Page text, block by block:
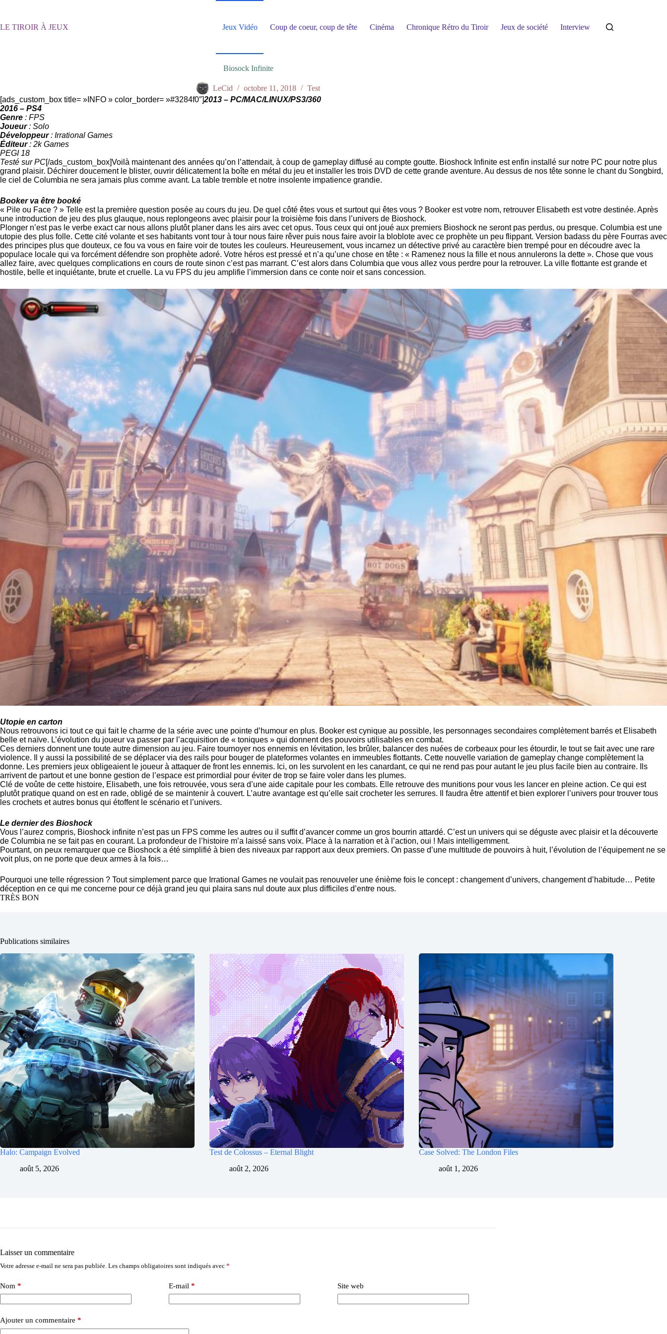
LE TIROIR À JEUX Jeux Vidéo Coup de coeur, coup de tête Cinéma Chronique Rétro du Tiroir Jeux de société Interview
Biosock Infinite
LeCid octobre 11, 2018
Test
[ads_custom_box title= »INFO » color_border= »#3284f0″]2013 – PC/MAC/LINUX/PS3/360
2016 – PS4
Genre : FPS
Joueur: Solo
Développeur: Irrational Games
Éditeur: 2k Games
PEGI 18
Testé sur PC[/ads_custom_box]Voilà maintenant des années qu’on l’attendait, à coup de gameplay diffusé au compte goutte. Bioshock Infinite est enfin installé sur notre PC pour notre plus
grand plaisir. Déchirer doucement le blister, ouvrir délicatement la boîte en métal du jeu et installer les trois DVD de cette grande aventure. Au dessus de nos tête sonne le chant du Songbird,
le ciel de Columbia ne sera jamais plus comme avant. La table tremble et notre insolente impatience grandie.
Booker va être booké
« Pile ou Face ? » Telle est la première question posée au cours du jeu. De quel côté êtes vous et surtout qui êtes vous ? Booker est votre nom, retrouver Elisabeth est votre destinée. Après
une introduction de jeu des plus glauque, nous replongeons avec plaisir pour la troisième fois dans l’univers de Bioshock.
Plonger n’est pas le verbe exact car nous allons plutôt planer dans les airs avec cet opus. Tous ceux qui ont joué aux premiers Bioshock ne seront pas perdus, ou presque. Columbia est une
utopie des plus folle. Cette cité volante et ses habitants vont tour à tour nous faire rêver puis nous faire avoir la bloblote avec ce prophète un peu flippant. Version badass du père Fourras avec
des principes plus que douteux, ce fou va vous en faire voir de toutes les couleurs. Heureusement, vous incarnez un détective privé au caractère bien trempé pour en découdre avec la
populace locale qui va forcément défendre son prophète adoré. Votre héros est pressé et n’a qu’une chose en tête : « Ramenez nous la fille et nous annulerons la dette ». Chose que vous
allez faire, avec quelques complications en cours de route sinon c’est pas marrant. C’est alors dans Columbia que vous allez vous perdre pour la retrouver. La ville flottante est grande et
hostile, belle et inquiétante, brute et cruelle. La vu FPS du jeu amplifie l’immersion dans ce conte noir et sans concession.
Utopie en carton
Nous retrouvons ici tout ce qui fait le charme de la série avec une pointe d’humour en plus. Booker est cynique au possible, les personnages secondaires complètement barrés et Elisabeth
belle et naïve. L’évolution du joueur va passer par l’acquisition de « toniques » qui donnent des pouvoirs utilisables en combat.
Ces derniers donnent une toute autre dimension au jeu. Faire tournoyer nos ennemis en lévitation, les brûler, balancer des nuées de corbeaux pour les étourdir, le tout se fait avec une rare
violence. Il y aussi la possibilité de se déplacer via des rails pour bouger de plateformes volantes en immeubles flottants. Cette nouvelle variation de gameplay change complètement la
donne. Les premiers jeux obligeaient le joueur à attaquer de front les ennemis. Ici, on les survolent en les canardant, ce qui ne rend pas pour autant le jeu plus facile bien au contraire. Ils
arrivent de partout et une bonne gestion de l’espace est primordial pour éviter de trop se faire voler dans les plumes.
Clé de voûte de cette histoire, Elisabeth, une fois retrouvée, vous sera d’une aide capitale pour les combats. Elle retrouve des munitions pour vous les lancer en pleine action. Ce qui est
plutôt pratique quand on est en rade, obligé de se maintenir à couvert. L’autre avantage est qu’elle sait crocheter les serrures. Il faudra être attentif et bien explorer l’univers pour trouver tous
les crochets et autres bonus qui étoffent le scénario et l’univers.
Le dernier des Bioshock
Vous l’aurez compris, Bioshock infinite n’est pas un FPS comme les autres ou il suffit d’avancer comme un gros bourrin attardé. C’est un univers qui se déguste avec plaisir et la découverte
de Columbia ne se fait pas en courant. La profondeur de l’histoire m’a laissé sans voix. Place à la narration et à l’action, oui ! Mais intelligemment.
Pourtant, on peux remarquer que ce Bioshock a été simplifié à bien des niveaux par rapport aux deux premiers. On passe d’une multitude de pouvoirs à huit, l’évolution de l’équipement ne se
voit plus, on ne porte que deux armes à la fois…
Pourquoi une telle régression ? Tout simplement parce que Irrational Games ne voulait pas renouveler une énième fois le concept : changement d’univers, changement d’habitude… Petite
déception en ce qui me concerne pour ce déjà grand jeu qui plaira sans nul doute aux plus difficiles d’entre nous.
TRÈS BON
Publications similaires
Halo: Campaign Evolved
août 5, 2026
Test de Colossus – Eternal Blight
août 2, 2026
Case Solved: The London Files
août 1, 2026
Laisser un commentaire
Votre adresse e-mail ne sera pas publiée. Les champs obligatoires sont indiqués avec *
Nom * E-mail * Site web
Ajouter un commentaire *